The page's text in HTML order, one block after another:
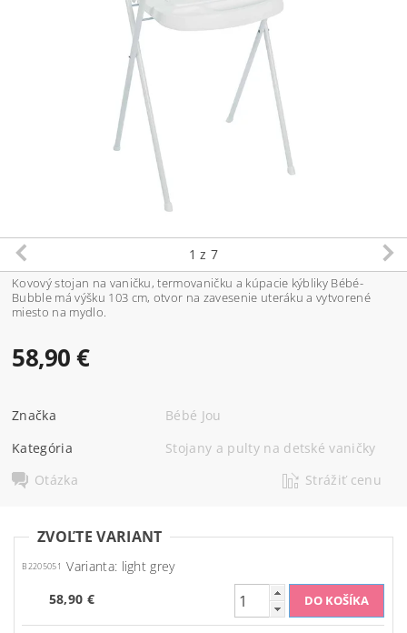
1 z 7
Kovový stojan na vaničku, termovaničku a kúpacie kýbliky Bébé-
Bubble má výšku 103 cm, otvor na zavesenie uteráku a vytvorené
miesto na mydlo.
58,90 €
Značka
Bébé Jou
Kategória
Stojany a pulty na detské vaničky
Otázka
Strážiť cenu
ZVOĽTE VARIANT
B2205051
Varianta: light grey
58,90 €